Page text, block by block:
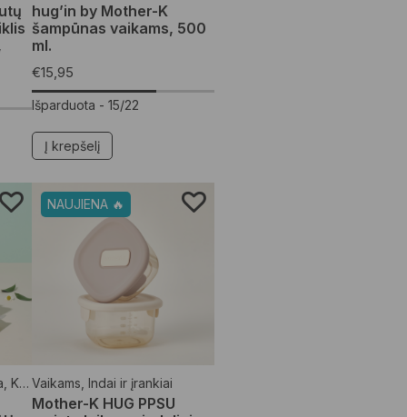
hug’in by Mother-K
šampūnas vaikams, 500
ml.
€15,95
Išparduota - 15/22
Į krepšelį
Kūno priežiūros priemonės ,
NAUJIENA 🔥
Vaikams Indai ir įrankiai
Mother-K HUG PPSU